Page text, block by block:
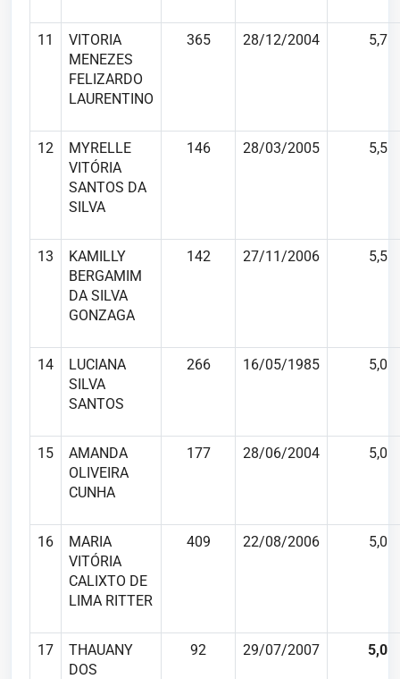
11
VITORIA
MENEZES
FELIZARDO
LAURENTINO
365 28/12/2004 5,7
12
MYRELLE
VITÓRIA
SANTOS DA
SILVA
146 28/03/2005 5,5
13
KAMILLY
BERGAMIM
DA SILVA
GONZAGA
142 27/11/2006 5,5
14
LUCIANA
SILVA
SANTOS
266 16/05/1985 5,0
15
AMANDA
OLIVEIRA
CUNHA
177 28/06/2004 5,0
16
MARIA
VITÓRIA
CALIXTO DE
LIMA RITTER
409 22/08/2006 5,0
17
THAUANY
DOS
92 29/07/2007 5,0